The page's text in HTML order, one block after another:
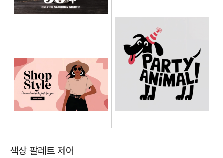
색상 팔레트 제어